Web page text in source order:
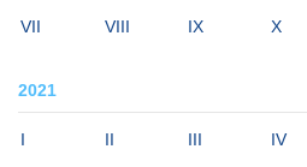
VII VIII IX X
2021
I II III IV